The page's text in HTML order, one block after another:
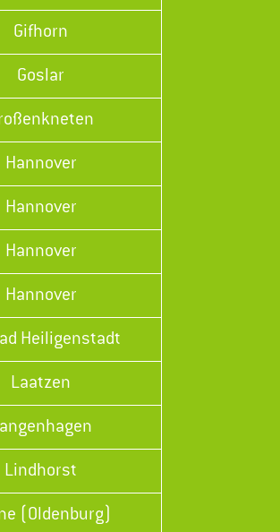
Gifhorn
Goslar
Hannover
Hannover
Hannover
Hannover
Heiligenstadt
Laatzen
Lindhorst
(Oldenburg)